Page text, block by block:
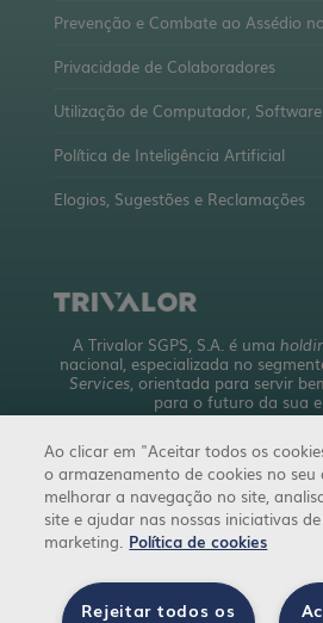
Prevenção e Combate ao Assédio
Privacidade de Colaboradores
Utilização de Computador,
Política de Inteligência Artificial
Elogios, Sugestões e Reclamações
A Trivalor SGPS, S.A. é uma
nacional, especializada no
Services, orientada para servir
para o futuro da sua
10 empresas a operar em 4
trivalor.pt
Ao clicar em "Aceitar todos os
o armazenamento de cookies no seu
melhorar a navegação no site,
site e ajudar nas nossas iniciativas de
marketing. Política de cookies
Rejeitar todos os